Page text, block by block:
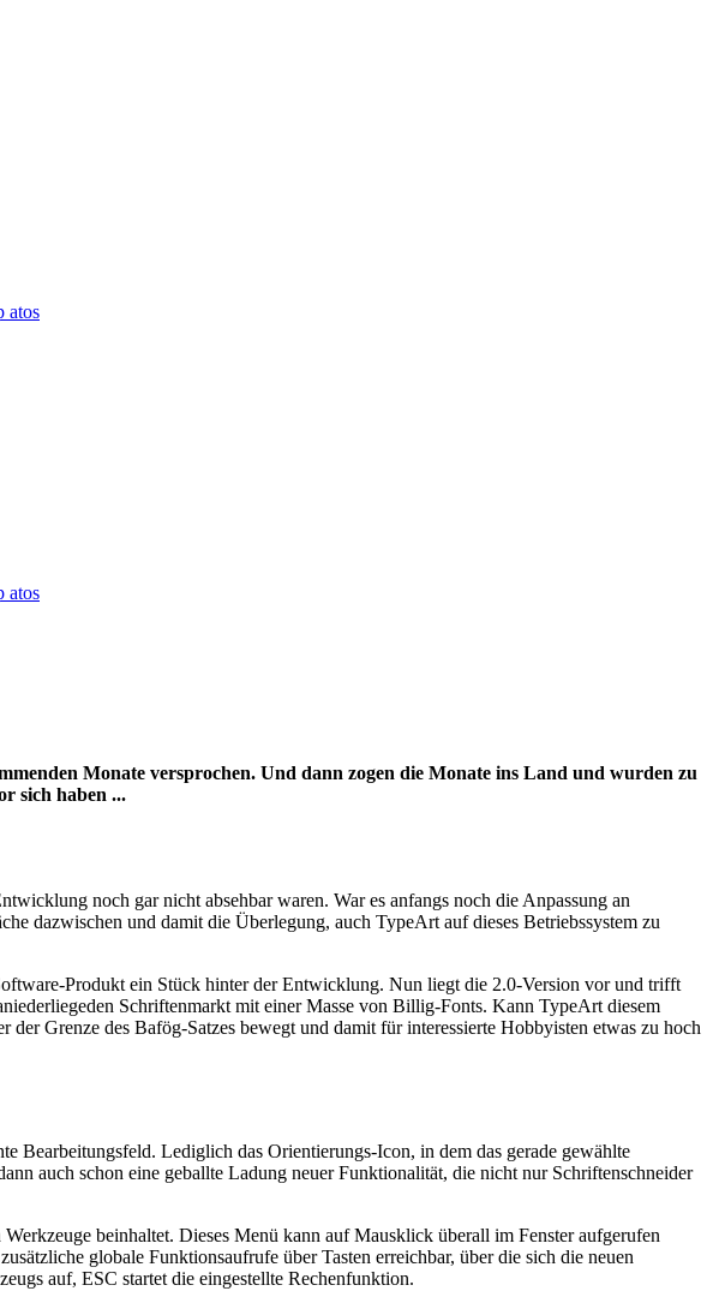
atos
atos
Monate versprochen. Und dann zogen die Monate ins Land und wurden zu
sich haben ...
noch gar nicht absehbar waren. War es anfangs noch die Anpassung an
dazwischen und damit die Überlegung, auch TypeArt auf dieses Betriebssystem zu
Produkt ein Stück hinter der Entwicklung. Nun liegt die 2.0-Version vor und trifft
Schriftenmarkt mit einer Masse von Billig-Fonts. Kann TypeArt diesem
Grenze des Bafög-Satzes bewegt und damit für interessierte Hobbyisten etwas zu hoch
Bearbeitungsfeld. Lediglich das Orientierungs-Icon, in dem das gerade gewählte
auch schon eine geballte Ladung neuer Funktionalität, die nicht nur Schriftenschneider
beinhaltet. Dieses Menü kann auf Mausklick überall im Fenster aufgerufen
globale Funktionsaufrufe über Tasten erreichbar, über die sich die neuen
auf, ESC startet die eingestellte Rechenfunktion.